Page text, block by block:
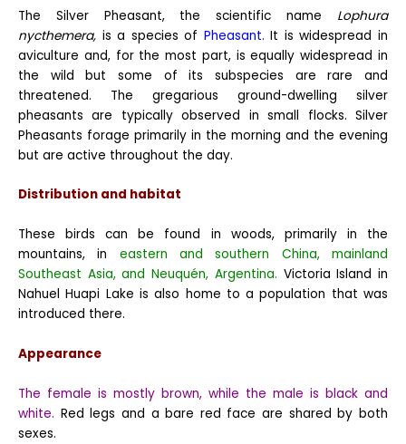
The Silver Pheasant, the scientific name Lophura
nycthemera, is a species of Pheasant.It is widespread in
aviculture and, for the most part, is equally widespread in
the wildbut some of its subspecies are rare and
threatened. The gregarious ground-dwelling silver
pheasants are typically observed in small flocks. Silver
Pheasants forage primarily in the morning and the evening
but are active throughout the day.
Distribution and habitat
These birds can be found in woods, primarily in the
mountains, in eastern and southern China, mainland
Southeast Asia, and Neuquén, Argentina. Victoria Island in
Nahuel Huapi Lake is also home to a population that was
introduced there.
Appearance
The female is mostly brown, while the male is black and
white. Red legs and a bare red face are shared by both
sexes.